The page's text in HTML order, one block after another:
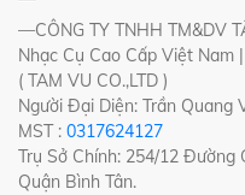
—CÔNG TY TNHH TM&DV
Nhạc Cụ Cao Cấp Việt Nam |
( TAM VU CO.,LTD )
Người Đại Diện: Trần Quang
MST : 0317624127
Trụ Sở Chính: 254/12 Đường
Quận Bình Tân.